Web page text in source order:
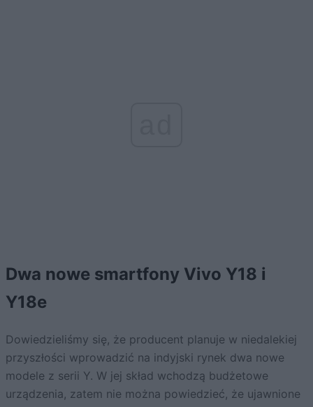
Dwa nowe smartfony Vivo Y18 i
Y18e
Dowiedzieliśmy się, że producent planuje w niedalekiej
przyszłości wprowadzić na indyjski rynek dwa nowe
modele z serii Y. W jej skład wchodzą budżetowe
urządzenia, zatem nie można powiedzieć, że ujawnione